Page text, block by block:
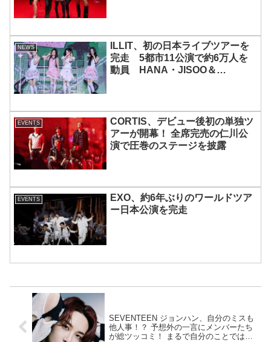
NEWS
ILLIT、初の日本ライブツアーを
完走 5都市11公演で約6万人を
動員 HANA・JISOO＆
EVENTS
CORTIS、デビュー後初の単独ツ
アーが開幕！ 全席完売の仁川公
演で圧巻のステージを披露
EVENTS
EXO、約6年ぶりのワールドツア
ー日本公演を完走
SEVENTEEN ジョンハン、自分のミスも
他人事！？ 予想外の一言にメンバーたち
が総ツッコミ！ まるで自分のことではな